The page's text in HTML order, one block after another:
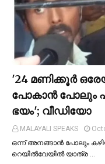
'24 മണിക്കൂര്‍
പോകാന്‍ പോലും
ഭയം'; വീഡിയോ
MALAYALI SPEAKS
ഒന്ന് അനങ്ങാന്‍ പോലും
റെയില്‍വേയില്‍ യാത്ര …